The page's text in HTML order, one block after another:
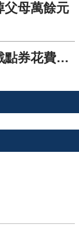
父母萬餘元
西安十一歲學生沉迷網遊 買遊戲點券花費7千多